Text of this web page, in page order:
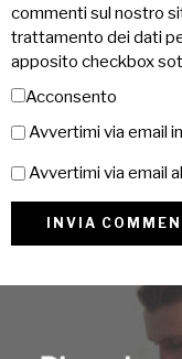
commenti sul nostro
trattamento dei dati
apposito checkbox
Acconsento
Avvertimi via email
Avvertimi via email